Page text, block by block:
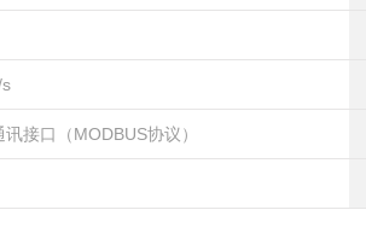
接口（MODBUS协议）